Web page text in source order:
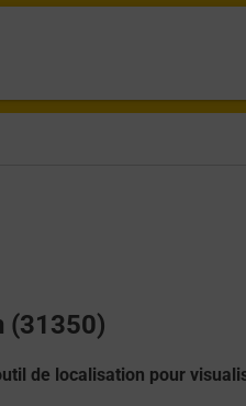
(31350)
de localisation pour